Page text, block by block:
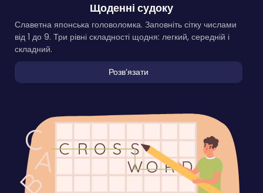
Щоденні судоку
Славетна японська головоломка. Заповніть сітку числами
від 1 до 9. Три рівні складності щодня: легкий, середній і
складний.
Розвʼязати